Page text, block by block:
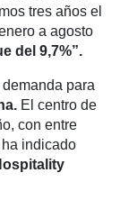
tres años el
a agosto
del 9,7%”.
para
El centro de
con entre
indicado